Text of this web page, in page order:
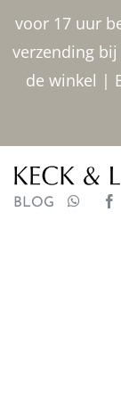
voor 17 uur
verzending
de winkel |
inhoud
BLOG